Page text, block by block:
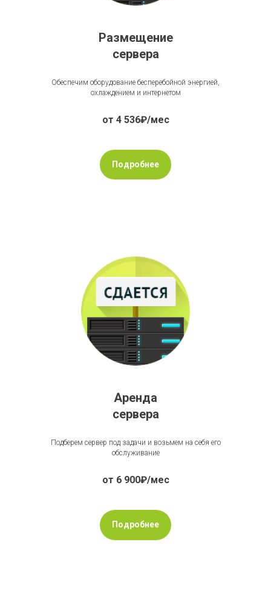
Размещение
сервера
Обеспечим оборудование бесперебойной энергией,
охлаждением и интернетом
от 4 536₽/мес
Подробнее
Аренда
сервера
Подберем сервер под задачи и возьмем на себя его
обслуживание
от 6 900₽/мес
Подробнее